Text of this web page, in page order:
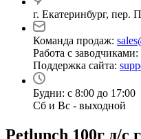
г. Екатеринбург, пер.
Команда продаж:
Работа с заводчиками:
Поддержка сайта:
Будни: с 8:00 до 17:00
Сб и Вс - выходной
Petlunch 100г д/с